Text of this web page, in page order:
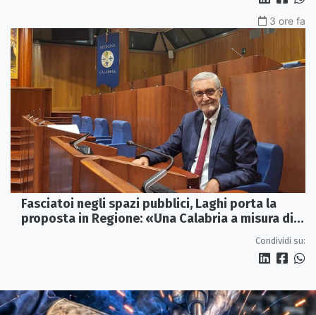
3 ore fa
Fasciatoi negli spazi pubblici, Laghi porta la
proposta in Regione: «Una Calabria a misura di
Condividi su: